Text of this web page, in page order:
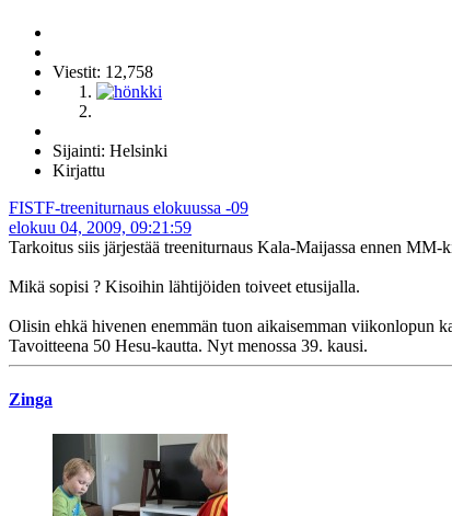
Viestit: 12,758
Sijainti: Helsinki
Kirjattu
FISTF-treeniturnaus elokuussa -09
elokuu 04, 2009, 09:21:59
Tarkoitus siis järjestää treeniturnaus Kala-Maijassa ennen
Mikä sopisi ? Kisoihin lähtijöiden toiveet etusijalla.
Olisin ehkä hivenen enemmän tuon aikaisemman viikonlopun
Tavoitteena 50 Hesu-kautta. Nyt menossa 39. kausi.
Zinga